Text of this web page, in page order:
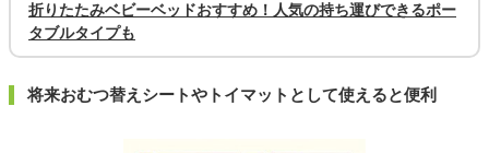
折りたたみベビーベッドおすすめ！人気の持ち運びできるポー
タブルタイプも
将来おむつ替えシートやトイマットとして使えると便利